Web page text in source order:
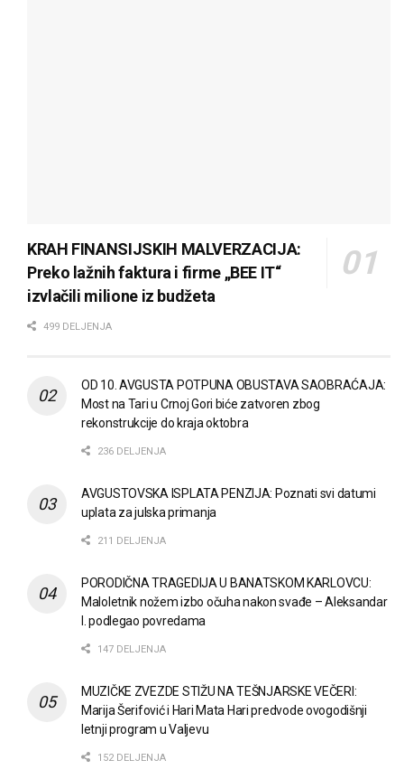
KRAH FINANSIJSKIH MALVERZACIJA:
Preko lažnih faktura i firme „BEE IT“
izvlačili milione iz budžeta
499 DELJENJA
OD 10. AVGUSTA POTPUNA OBUSTAVA SAOBRAĆAJA:
Most na Tari u Crnoj Gori biće zatvoren zbog
rekonstrukcije do kraja oktobra
236 DELJENJA
AVGUSTOVSKA ISPLATA PENZIJA: Poznati svi datumi
uplata za julska primanja
211 DELJENJA
PORODIČNA TRAGEDIJA U BANATSKOM KARLOVCU:
Maloletnik nožem izbo očuha nakon svađe – Aleksandar
I. podlegao povredama
147 DELJENJA
MUZIČKE ZVEZDE STIŽU NA TEŠNJARSKE VEČERI:
Marija Šerifović i Hari Mata Hari predvode ovogodišnji
letnji program u Valjevu
152 DELJENJA